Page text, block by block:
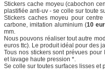
Stickers cache moyeu (cabochon
plastifiée anti-uv - se colle sur toute
Stickers caches moyeu pour
carbone, imitation aluminium (10
mm.
Nous pouvons réaliser tout autre
euros ttc). Le produit idéal pour des
Tous nos stickers sont prévues
et lavage haute pression *.
Se colle sur toutes surfaces lisses et